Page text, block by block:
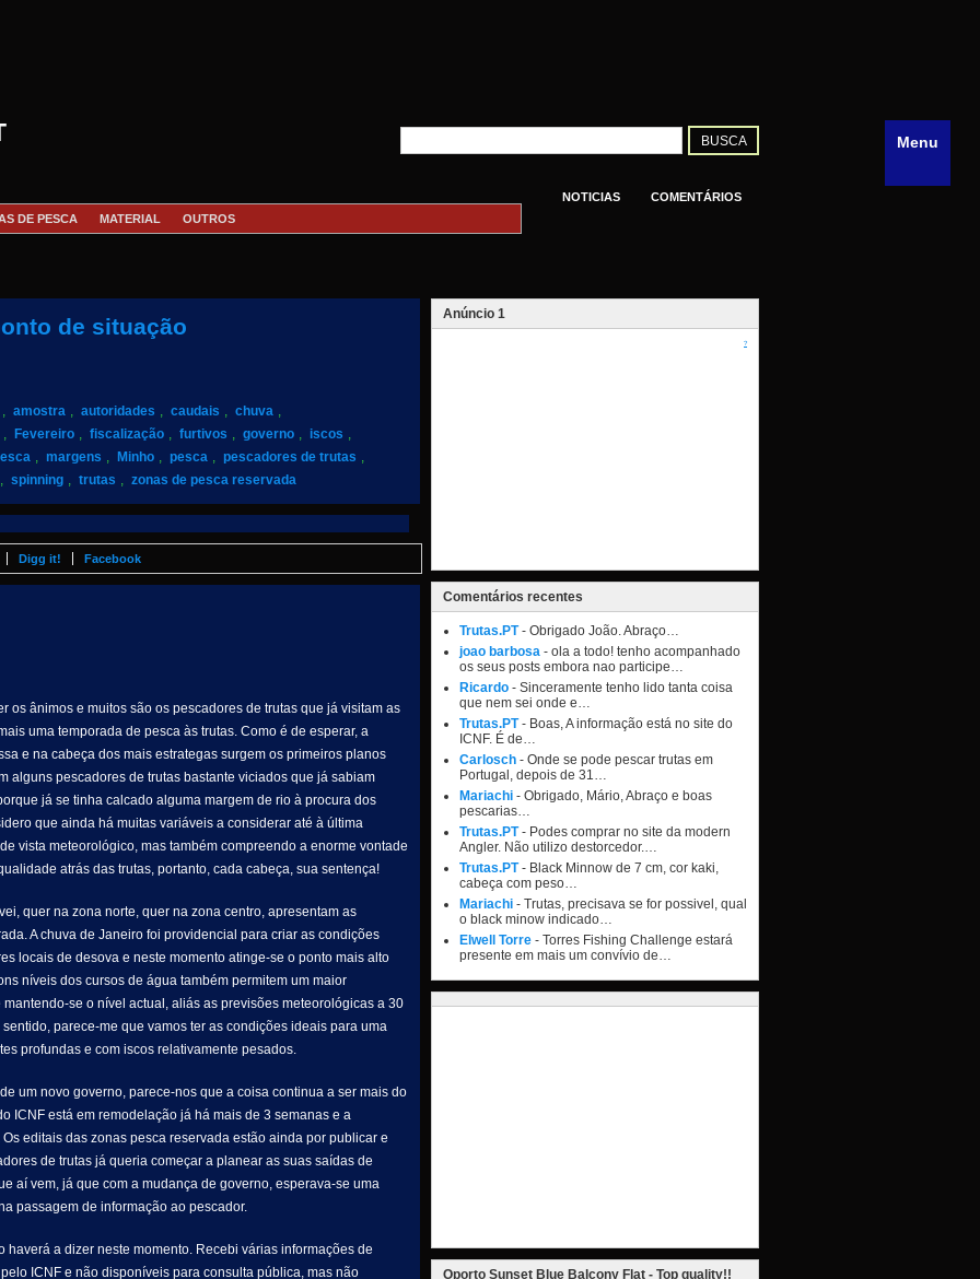
NOTICIAS
COMENTÁRIOS
DE PESCA MATERIAL OUTROS
de situação
, amostra , autoridades , caudais , chuva ,
, Fevereiro , fiscalização , furtivos , governo , iscos ,
, margens , Minho , pesca , pescadores de trutas ,
, spinning , trutas , zonas de pesca reservada
Digg it! Facebook
os ânimos e muitos são os pescadores de trutas que já visitam as
uma temporada de pesca às trutas. Como é de esperar, a
e na cabeça dos mais estrategas surgem os primeiros planos
alguns pescadores de trutas bastante viciados que já sabiam
já se tinha calcado alguma margem de rio à procura dos
que ainda há muitas variáveis a considerar até à última
vista meteorológico, mas também compreendo a enorme vontade
atrás das trutas, portanto, cada cabeça, sua sentença!
quer na zona norte, quer na zona centro, apresentam as
A chuva de Janeiro foi providencial para criar as condições
locais de desova e neste momento atinge-se o ponto mais alto
níveis dos cursos de água também permitem um maior
se o nível actual, aliás as previsões meteorológicas a 30
parece-me que vamos ter as condições ideais para uma
profundas e com iscos relativamente pesados.
um novo governo, parece-nos que a coisa continua a ser mais do
ICNF está em remodelação já há mais de 3 semanas e a
editais das zonas pesca reservada estão ainda por publicar e
de trutas já queria começar a planear as suas saídas de
aí vem, já que com a mudança de governo, esperava-se uma
passagem de informação ao pescador.
a dizer neste momento. Recebi várias informações de
ICNF e não disponíveis para consulta pública, mas não
Anúncio 1
?
Comentários recentes
Trutas.PT- Obrigado João. Abraço…
joao barbosa - ola a todo! tenho acompanhado
os seus posts embora nao participe…
Ricardo - Sinceramente tenho lido tanta coisa
que nem sei onde e…
Trutas.PT- Boas, A informação está no site do
ICNF. É de…
Carlosch - Onde se pode pescar trutas em
Portugal, depois de 31…
Mariachi - Obrigado, Mário, Abraço e boas
pescarias…
Trutas.PT- Podes comprar no site da modern
Angler. Não utilizo destorcedor.…
Trutas.PT- Black Minnow de 7 cm, cor kaki,
cabeça com peso…
Mariachi - Trutas, precisava se for possivel, qual
o black minow indicado…
Elwell Torre - Torres Fishing Challenge estará
presente em mais um convívio de…
Oporto Sunset Blue Balcony Flat - Top quality!!
Menu